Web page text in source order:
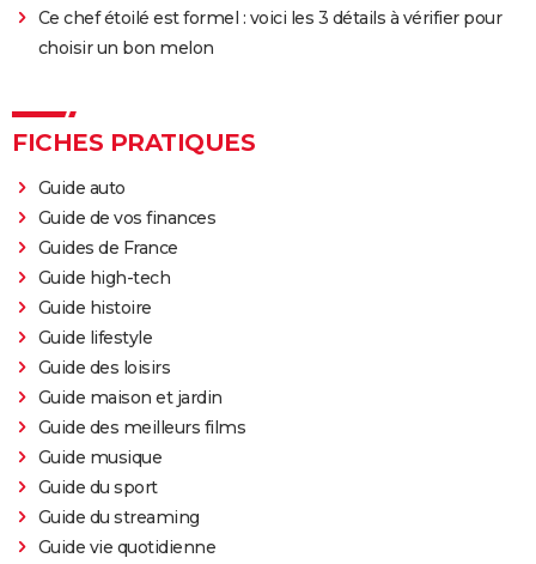
Ce chef étoilé est formel : voici les 3 détails à vérifier pour
choisir un bon melon
FICHES PRATIQUES
Guide auto
Guide de vos finances
Guides de France
Guide high-tech
Guide histoire
Guide lifestyle
Guide des loisirs
Guide maison et jardin
Guide des meilleurs films
Guide musique
Guide du sport
Guide du streaming
Guide vie quotidienne